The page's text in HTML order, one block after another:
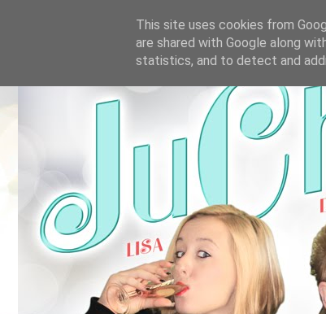
This site uses cookies from
are shared with Google along
statistics, and to detect and